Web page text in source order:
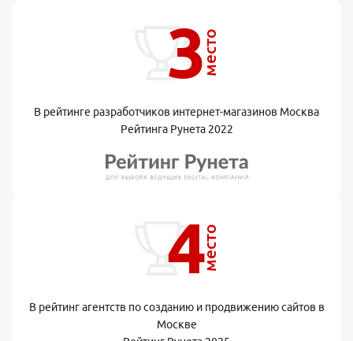
3место
В рейтинге разработчиков интернет-магазинов Москва
Рейтинга Рунета 2022
4место
В рейтинг агентств по созданию и продвижению сайтов в
Москве